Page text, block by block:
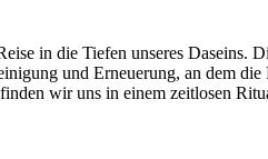
in die Tiefen unseres Daseins.
und Erneuerung, an dem
wir uns in einem zeitlosen